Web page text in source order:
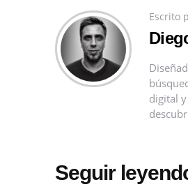
Escrito
digital
Seguir